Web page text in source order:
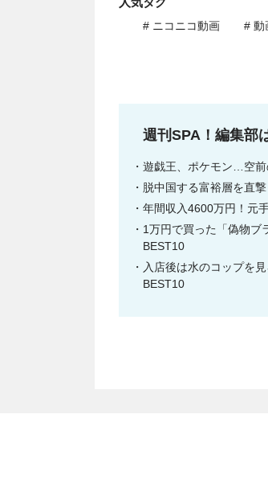
# ニコニコ動画 # 動
週刊SPA！編集部
遊戯王、ポケモン…空前
脱中国する富裕層を直
年間収入4600万円！元
1万円で買った「偽物ブ
BEST10
入店後は水のコップを
BEST10